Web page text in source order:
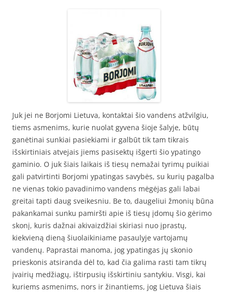
Juk jei ne Borjomi Lietuva, kontaktai šio vandens atžvilgiu,
tiems asmenims, kurie nuolat gyvena šioje šalyje, būtų
ganėtinai sunkiai pasiekiami ir galbūt tik tam tikrais
išskirtiniais atvejais jiems pasisektų išgerti šio ypatingo
gaminio. O juk šiais laikais iš tiesų nemažai tyrimų puikiai
gali patvirtinti Borjomi ypatingas savybės, su kurių pagalba
ne vienas tokio pavadinimo vandens mėgėjas gali labai
greitai tapti daug sveikesniu. Be to, daugeliui žmonių būna
pakankamai sunku pamiršti apie iš tiesų įdomų šio gėrimo
skonį, kuris dažnai akivaizdžiai skiriasi nuo įprastų,
kiekvieną dieną šiuolaikiniame pasaulyje vartojamų
vandenų. Paprastai manoma, jog ypatingas jų skonio
prieskonis atsiranda dėl to, kad čia galima rasti tam tikrų
įvairių medžiagų, ištirpusių išskirtiniu santykiu. Visgi, kai
kuriems asmenims, nors ir žinantiems, jog Lietuva šiais